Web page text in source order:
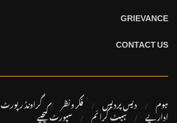
GRIEVANCE
CONTACT US
ہوم دیس پردیس فکر ونظر گراونڈ رپورٹ
اداریے ہیٹ کرا ئم سپورٹ کیجیے